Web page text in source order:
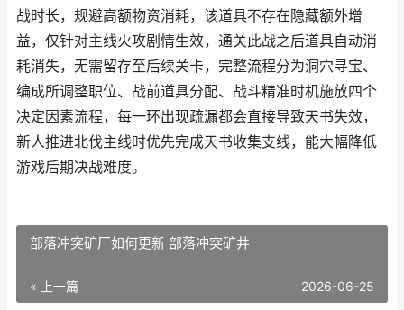
战时长，规避高额物资消耗，该道具不存在隐藏额外增
益，仅针对主线火攻剧情生效，通关此战之后道具自动消
耗消失，无需留存至后续关卡，完整流程分为洞穴寻宝、
编成所调整职位、战前道具分配、战斗精准时机施放四个
决定因素流程，每一环出现疏漏都会直接导致天书失效，
新人推进北伐主线时优先完成天书收集支线，能大幅降低
游戏后期决战难度。
部落冲突矿厂如何更新 部落冲突矿井
« 上一篇 2026-06-25